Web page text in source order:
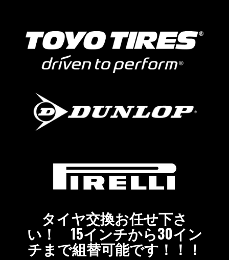
タイヤ交換お任せ下さ
い！ 15インチから30イン
チまで組替可能です！！！